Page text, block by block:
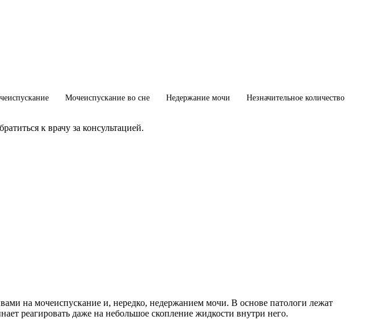
Мочеиспускание во сне Недержание мочи
Незначительное количество
к врачу за консультацией.
на мочеиспускание и, нередко, недержанием мочи. В основе патологи лежат
реагировать даже на небольшое скопление жидкости внутри него.